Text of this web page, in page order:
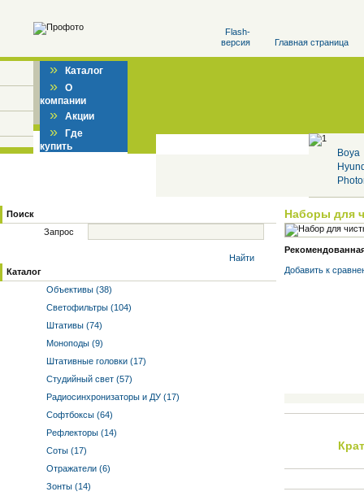
Flash-
версия
Главная страница
» Каталог
» О
компании
» Акции
» Где
купить
Boya
Поиск
Запрос
Найти
Каталог
Объективы (38)
Светофильтры (104)
Штативы (74)
Моноподы (9)
Штативные головки (17)
Студийный свет (57)
Радиосинхронизаторы и ДУ (17)
Софтбоксы (64)
Рефлекторы (14)
Соты (17)
Отражатели (6)
Зонты (14)
Наборы для
Добавить к